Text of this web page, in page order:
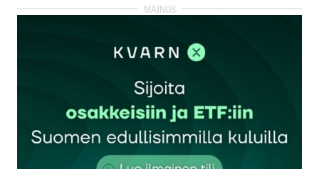
kirjautua
rekisteröityä
Sähköpostiosoitettasi ei julkaista.Pakolliset